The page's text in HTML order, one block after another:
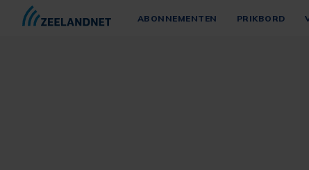
ABONNEMENTEN PRIKBORD